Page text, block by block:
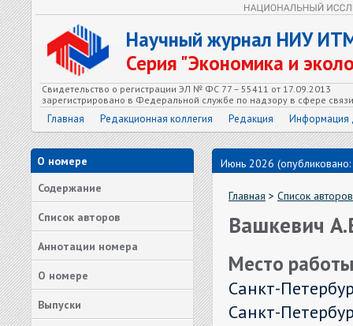
Научный журнал НИУ
Серия "Экономика и
Свидетельство о регистрации ЭЛ № ФС 77 – 55411 от 17.09.2013
зарегистрировано в Федеральной службе по надзору в сфере
Главная Редакционная коллегия Редакция Информация
О номере
Содержание
Список авторов
Аннотации номера
О номере
Выпуски
Июнь 2026
Главная > Список авторов
Вашкевич
Место
Санкт-
Санкт-